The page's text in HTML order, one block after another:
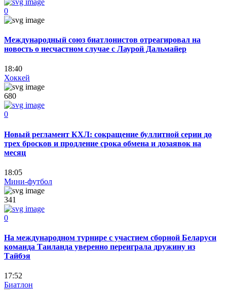
0
Международный союз биатлонистов отреагировал на
новость о несчастном случае с Лаурой Дальмайер
18:40
Хоккей
680
0
Новый регламент КХЛ: сокращение буллитной серии до
трех бросков и продление срока обмена и дозаявок на
месяц
18:05
Мини-футбол
341
0
На международном турнире с участием сборной Беларуси
команда Таиланда уверенно переиграла дружину из
Тайбэя
17:52
Биатлон